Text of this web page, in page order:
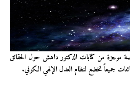
موجزة من كتابات الدكتور داهش حول الحقائق
جميعاً تخضع لنظام العدل الإلهي الكوني.